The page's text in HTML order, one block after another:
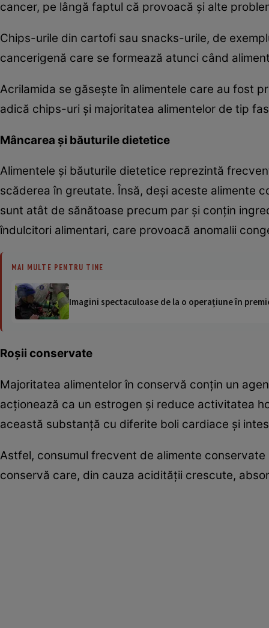
cancer, pe lângă faptul că provoacă şi alte
Chips-urile din cartofi sau snacks-urile, de
cancerigenă care se formează atunci când
Acrilamida se găseşte în alimentele care au fost
adică chips-uri şi majoritatea alimentelor de tip
Mâncarea şi băuturile dietetice
Alimentele şi băuturile dietetice reprezintă
scăderea în greutate. Însă, deşi aceste alimente
sunt atât de sănătoase precum par şi conţin
îndulcitori alimentari, care provoacă anomalii
MAI MULTE PENTRU TINE
Imagini spectaculoase de la o operațiune în
Roşii conservate
Majoritatea alimentelor în conservă conţin un
acţionează ca un estrogen şi reduce activitatea
această substanţă cu diferite boli cardiace şi
Astfel, consumul frecvent de alimente
conservă care, din cauza acidităţii crescute,